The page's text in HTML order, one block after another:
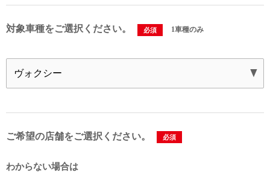
対象車種をご選択ください。 必須 1車種のみ
ご希望の店舗をご選択ください。 必須
わからない場合は